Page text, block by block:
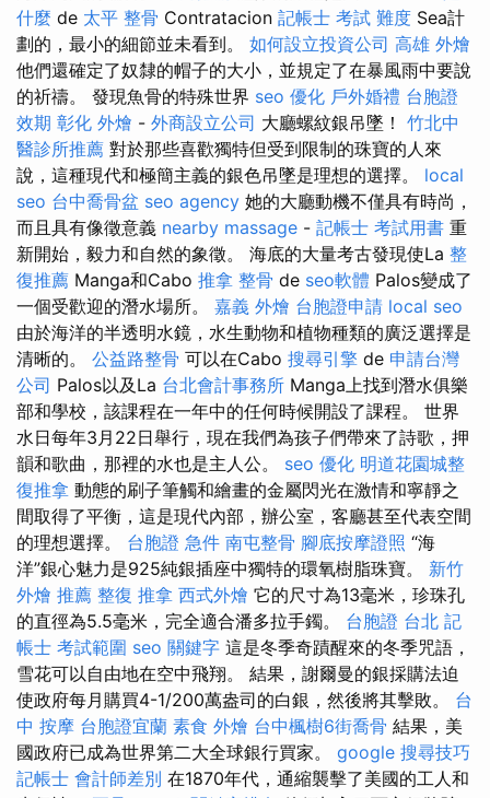
什麼 de 太平 整骨 Contratacion 記帳士 考試 難度 Sea計
劃的，最小的細節並未看到。 如何設立投資公司 高雄 外燴
他們還確定了奴隸的帽子的大小，並規定了在暴風雨中要說
的祈禱。 發現魚骨的特殊世界 seo 優化 戶外婚禮 台胞證
效期 彰化 外燴 - 外商設立公司 大廳螺紋銀吊墜！ 竹北中
醫診所推薦 對於那些喜歡獨特但受到限制的珠寶的人來
說，這種現代和極簡主義的銀色吊墜是理想的選擇。 local
seo 台中喬骨盆 seo agency 她的大廳動機不僅具有時尚，
而且具有像徵意義 nearby massage - 記帳士 考試用書 重
新開始，毅力和自然的象徵。 海底的大量考古發現使La 整
復推薦 Manga和Cabo 推拿 整骨 de seo軟體 Palos變成了
一個受歡迎的潛水場所。 嘉義 外燴 台胞證申請 local seo
由於海洋的半透明水鏡，水生動物和植物種類的廣泛選擇是
清晰的。 公益路整骨 可以在Cabo 搜尋引擎 de 申請台灣
公司 Palos以及La 台北會計事務所 Manga上找到潛水俱樂
部和學校，該課程在一年中的任何時候開設了課程。 世界
水日每年3月22日舉行，現在我們為孩子們帶來了詩歌，押
韻和歌曲，那裡的水也是主人公。 seo 優化 明道花園城整
復推拿 動態的刷子筆觸和繪畫的金屬閃光在激情和寧靜之
間取得了平衡，這是現代內部，辦公室，客廳甚至代表空間
的理想選擇。 台胞證 急件 南屯整骨 腳底按摩證照 “海
洋”銀心魅力是925純銀插座中獨特的環氧樹脂珠寶。 新竹
外燴 推薦 整復 推拿 西式外燴 它的尺寸為13毫米，珍珠孔
的直徑為5.5毫米，完全適合潘多拉手鐲。 台胞證 台北 記
帳士 考試範圍 seo 關鍵字 這是冬季奇蹟醒來的冬季咒語，
雪花可以自由地在空中飛翔。 結果，謝爾曼的銀採購法迫
使政府每月購買4-1/200萬盎司的白銀，然後將其擊敗。 台
中 按摩 台胞證宜蘭 素食 外燴 台中楓樹6街喬骨 結果，美
國政府已成為世界第二大全球銀行買家。 google 搜尋技巧
記帳士 會計師差別 在1870年代，通縮襲擊了美國的工人和